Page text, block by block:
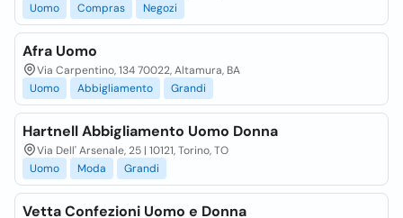
Uomo
Compras Negozi
Afra Uomo
Via Carpentino, 134 70022, Altamura, BA
Uomo
Abbigliamento Grandi
Hartnell Abbigliamento Uomo Donna
Via Dell' Arsenale, 25 | 10121, Torino, TO
Uomo
Moda Grandi
Vetta Confezioni Uomo e Donna